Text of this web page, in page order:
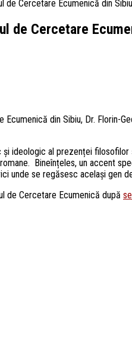
de Cercetare Ecumenică din Sibiu
de Cercetare
din Sibiu, Dr.
ideologic al prezenței
Bineînțeles, un accent
unde se regăsesc același gen
de Cercetare Ecumenică după